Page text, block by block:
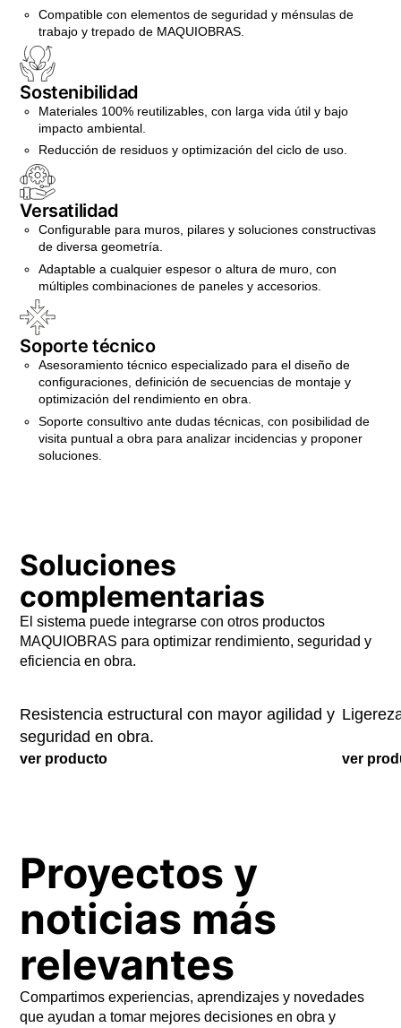
Compatible con elementos de seguridad y ménsulas de
trabajo y trepado de MAQUIOBRAS.
Sostenibilidad
Materiales 100% reutilizables, con larga vida útil y bajo
impacto ambiental.
Reducción de residuos y optimización del ciclo de uso.
Versatilidad
Configurable para muros, pilares y soluciones constructivas
de diversa geometría.
Adaptable a cualquier espesor o altura de muro, con
múltiples combinaciones de paneles y accesorios.
Soporte técnico
Asesoramiento técnico especializado para el diseño de
configuraciones, definición de secuencias de montaje y
optimización del rendimiento en obra.
Soporte consultivo ante dudas técnicas, con posibilidad de
visita puntual a obra para analizar incidencias y proponer
soluciones.
Soluciones
complementarias
El sistema puede integrarse con otros productos
MAQUIOBRAS para optimizar rendimiento, seguridad y
eficiencia en obra.
MAQ FENEX
Versa
Resistencia estructural con mayor agilidad y
seguridad en obra.
ver producto ver
Compartimos experiencias, aprendizajes y novedades
que ayudan a tomar mejores decisiones en obra y
Proyectos y
noticias más
relevantes